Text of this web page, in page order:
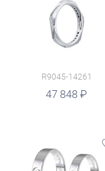
R9045-14261
47 848